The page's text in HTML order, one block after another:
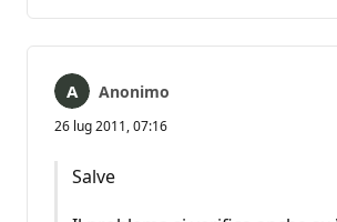
Anonimo
26 lug 2011, 07:16
Salve